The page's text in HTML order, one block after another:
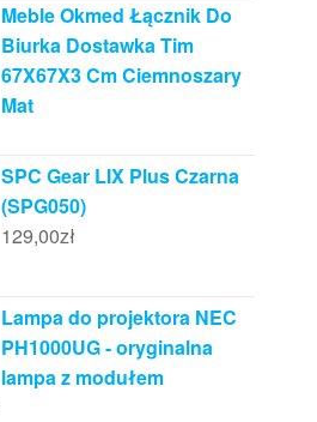
Meble Okmed Łącznik Do
Biurka Dostawka Tim
67X67X3 Cm Ciemnoszary
Mat
SPC Gear LIX Plus Czarna
(SPG050)
129,00zł
Lampa do projektora NEC
PH1000UG - oryginalna
lampa z modułem